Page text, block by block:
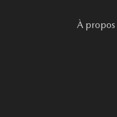
À propos